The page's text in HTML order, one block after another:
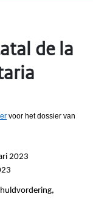
de la
voor het dossier van
2023